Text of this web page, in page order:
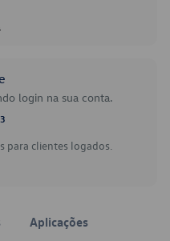
login na sua conta.
para clientes logados.
Aplicações